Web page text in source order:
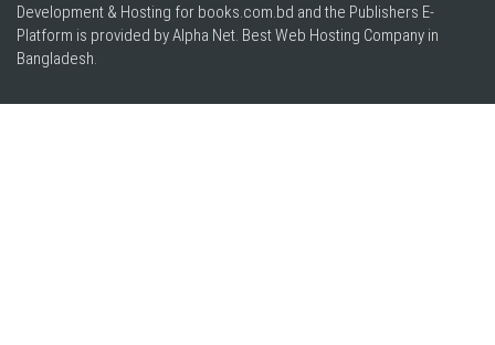
Development & Hosting for books.com.bd and the Publishers E-
Platform is provided by Alpha Net. BestWeb Hosting Company in
Bangladesh.